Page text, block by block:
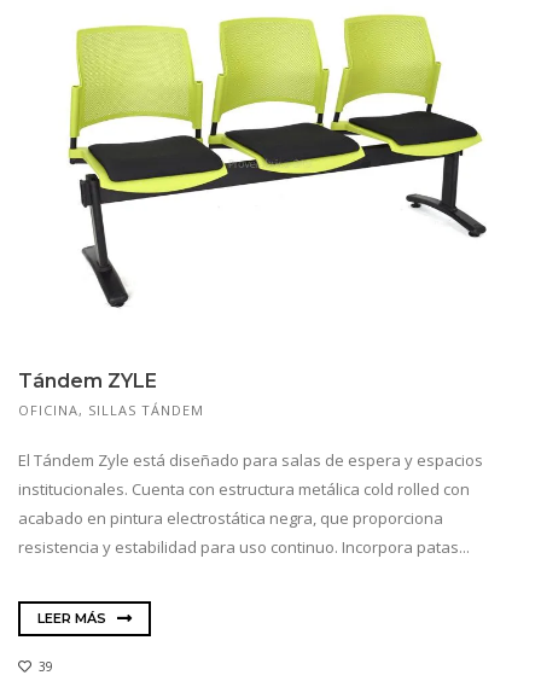
Tándem ZYLE
OFICINA, SILLAS TÁNDEM
El Tándem Zyle está diseñado para salas de espera y espacios
institucionales. Cuenta con estructura metálica cold rolled con
acabado en pintura electrostática negra, que proporciona
resistencia y estabilidad para uso continuo. Incorpora patas...
LEER MÁS
39